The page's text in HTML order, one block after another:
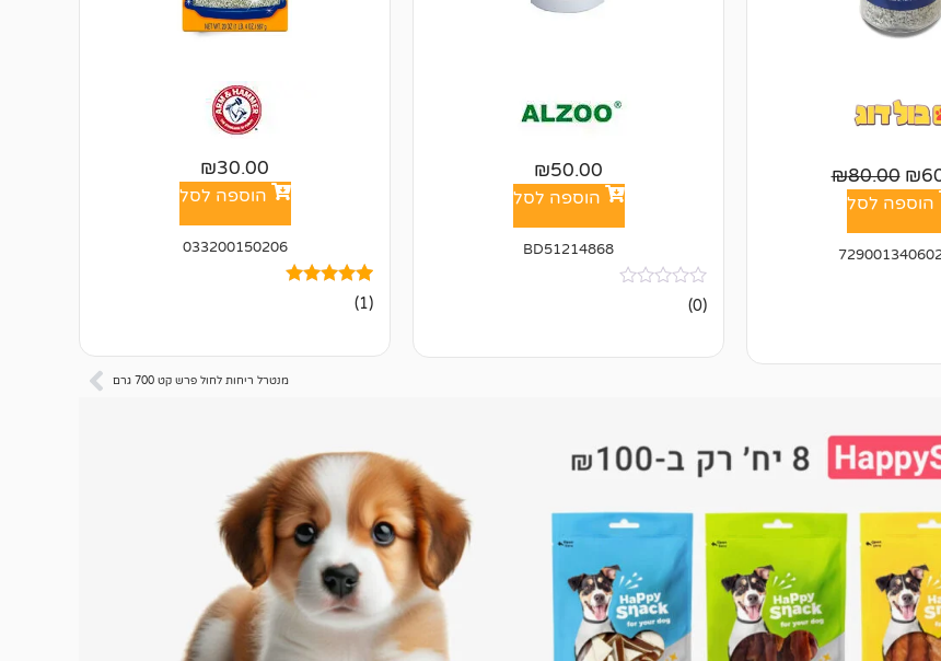
₪
₪80.00
הוספה לסל
₪50.00
הוספה לסל
BD51214868
אין
ביקורות
(0)
₪30.00
הוספה לסל
033200150206
מדורג
5.00
1(1)
מנטרל ריחות לחול פרש קט 700 גרם